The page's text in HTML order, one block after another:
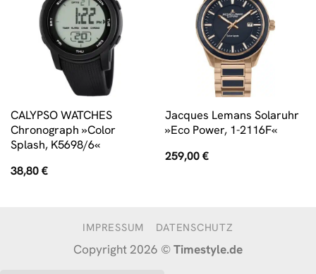
CALYPSO WATCHES
Chronograph »Color
Splash, K5698/6«
38,80€
Jacques Lemans Solaruhr
»Eco Power, 1-2116F«
259,00€
IMPRESSUM DATENSCHUTZ
Copyright 2026 ©Timestyle.de